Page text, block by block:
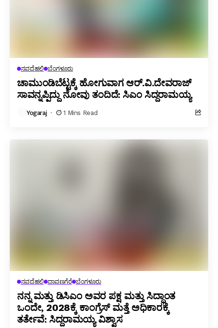
ನವದೆಹಲಿ ಬೆಂಗಳೂರು
ಚಾಮುಂಡಿಬೆಟ್ಟಕ್ಕೆ ಹೋಗುವಾಗ ಆರ್.ವಿ.ದೇವರಾಜ್
ಸಾವನ್ನಪ್ಪಿದ್ದು ನೋವು ತಂದಿದೆ: ಸಿಎಂ ಸಿದ್ದರಾಮಯ್ಯ
Yogaraj 1 Mins Read
ನವದೆಹಲಿ ದಾವಣಗೆರೆ ಬೆಂಗಳೂರು
ನನ್ನ ಮತ್ತು ಡಿಸಿಎಂ ಅವರ ಪಕ್ಷ ಮತ್ತು ಸಿದ್ಧಾಂತ
ಒಂದೇ, 2028ಕ್ಕೆ ಕಾಂಗ್ರೆಸ್ ಮತ್ತೆ ಅಧಿಕಾರಕ್ಕೆ
ತರ್ತೇವೆ: ಸಿದ್ದರಾಮಯ್ಯ ವಿಶ್ವಾಸ